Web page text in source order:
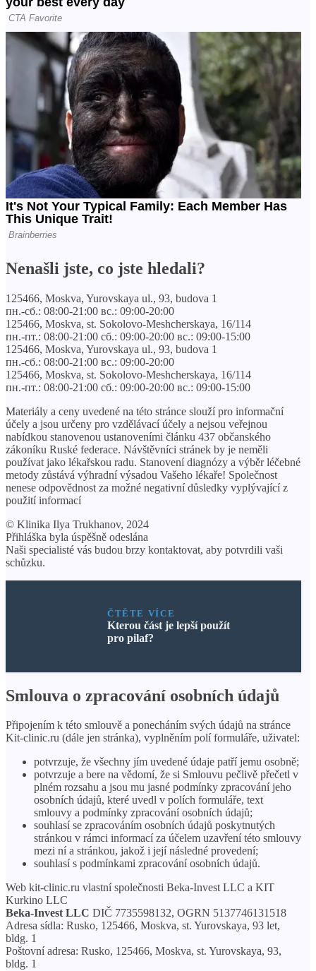
Nenašli jste, co jste hledali?
125466, Moskva, Yurovskaya ul., 93, budova 1
пн.-сб.: 08:00-21:00 вс.: 09:00-20:00
125466, Moskva, st. Sokolovo-Meshcherskaya, 16/114
пн.-пт.: 08:00-21:00 сб.: 09:00-20:00 вс.: 09:00-15:00
125466, Moskva, Yurovskaya ul., 93, budova 1
пн.-сб.: 08:00-21:00 вс.: 09:00-20:00
125466, Moskva, st. Sokolovo-Meshcherskaya, 16/114
пн.-пт.: 08:00-21:00 сб.: 09:00-20:00 вс.: 09:00-15:00
Materiály a ceny uvedené na této stránce slouží pro informační
účely a jsou určeny pro vzdělávací účely a nejsou veřejnou
nabídkou stanovenou ustanoveními článku 437 občanského
zákoníku Ruské federace. Návštěvníci stránek by je neměli
používat jako lékařskou radu. Stanovení diagnózy a výběr léčebné
metody zůstává výhradní výsadou Vašeho lékaře! Společnost
nenese odpovědnost za možné negativní důsledky vyplývající z
použití informací
© Klinika Ilya Trukhanov, 2024
Přihláška byla úspěšně odeslána
Naši specialisté vás budou brzy kontaktovat, aby potvrdili vaši
schůzku.
ČTĚTE VÍCE
Kterou část je lepší použít
pro pilaf?
Smlouva o zpracování osobních údajů
Připojením k této smlouvě a ponecháním svých údajů na stránce
Kit-clinic.ru (dále jen stránka), vyplněním polí formuláře, uživatel:
potvrzuje, že všechny jím uvedené údaje patří jemu osobně;
potvrzuje a bere na vědomí, že si Smlouvu pečlivě přečetl v
plném rozsahu a jsou mu jasné podmínky zpracování jeho
osobních údajů, které uvedl v polích formuláře, text
smlouvy a podmínky zpracování osobních údajů;
souhlasí se zpracováním osobních údajů poskytnutých
stránkou v rámci informací za účelem uzavření této smlouvy
mezi ní a stránkou, jakož i její následné provedení;
souhlasí s podmínkami zpracování osobních údajů.
Web kit-clinic.ru vlastní společnosti Beka-Invest LLC a KIT
Kurkino LLC
Beka-Invest LLC DIČ 7735598132, OGRN 5137746131518
Adresa sídla: Rusko, 125466, Moskva, st. Yurovskaya, 93 let,
bldg. 1
Poštovní adresa: Rusko, 125466, Moskva, st. Yurovskaya, 93,
bldg. 1